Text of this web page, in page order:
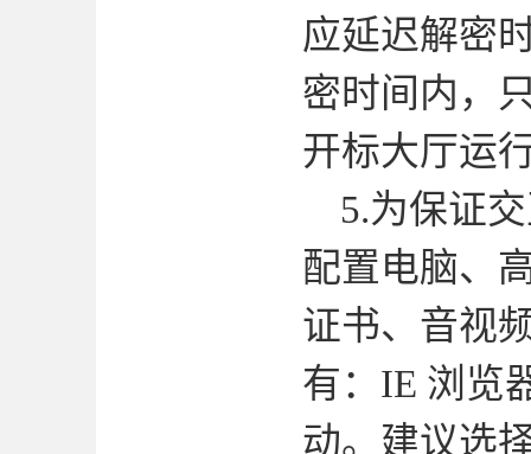
应延迟解密
密时间内，
开标大厅运
5.为保证
配置电脑、
证书、音视
有： IE 浏览
动。建议选